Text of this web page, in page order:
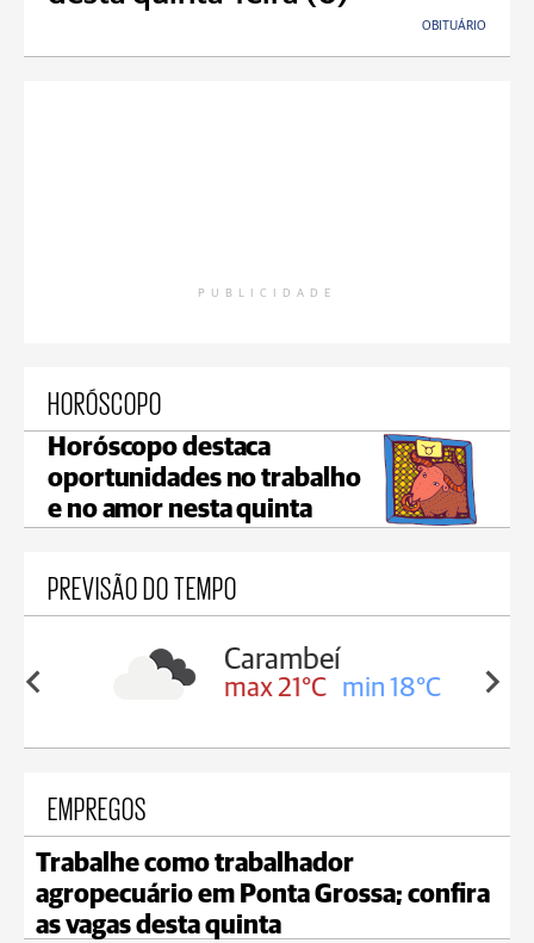
OBITUÁRIO
PUBLICIDADE
HORÓSCOPO
Horóscopo destaca
oportunidades no trabalho
e no amor nesta quinta
PREVISÃO DO TEMPO
19°C
Carambeí
max 21°C min 18°C
EMPREGOS
Trabalhe como trabalhador
agropecuário em Ponta Grossa; confira
as vagas desta quinta